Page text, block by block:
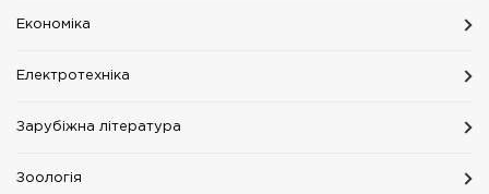
Економіка
Електротехніка
Зарубіжна література
Зоологія